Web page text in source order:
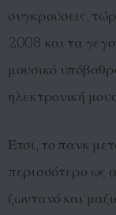
συγκρούσεις,
2008 και τα
μουσικό
ηλεκτρονική
Έτσι, το πανκ
περισσότερο ως
ζωντανό και